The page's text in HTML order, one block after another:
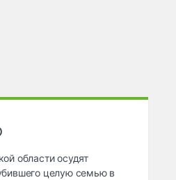
области осудят
целую семью в